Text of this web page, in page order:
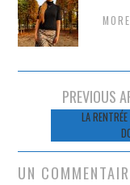
Navigation
articles
PREVIOUS
LA
UN